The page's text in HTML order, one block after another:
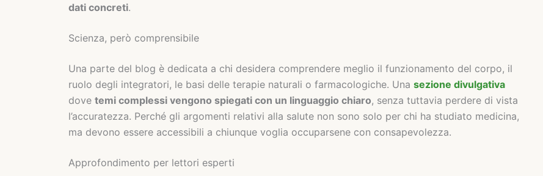
dati concreti.
Scienza, però comprensibile
Una parte del blog è dedicata a chi desidera comprendere meglio il funzionamento del corpo, il
ruolo degli integratori, le basi delle terapie naturali o farmacologiche. Una sezione divulgativa
dove temi complessi vengono spiegati con un linguaggio chiaro, senza tuttavia perdere di vista
l’accuratezza. Perché gli argomenti relativi alla salute non sono solo per chi ha studiato medicina,
ma devono essere accessibili a chiunque voglia occuparsene con consapevolezza.
Approfondimento per lettori esperti